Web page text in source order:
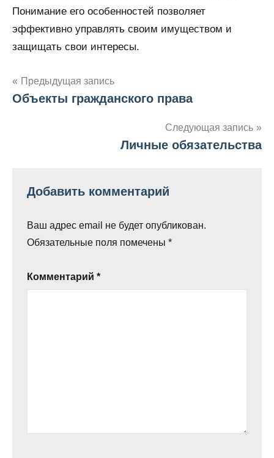
Понимание его особенностей позволяет
эффективно управлять своим имуществом и
защищать свои интересы.
Навигация
по
Предыдущая запись
Объекты гражданского права
Следующая запись
Личные обязательства
Добавить комментарий
Ваш адрес email не будет опубликован.
Обязательные поля помечены *
Комментарий *